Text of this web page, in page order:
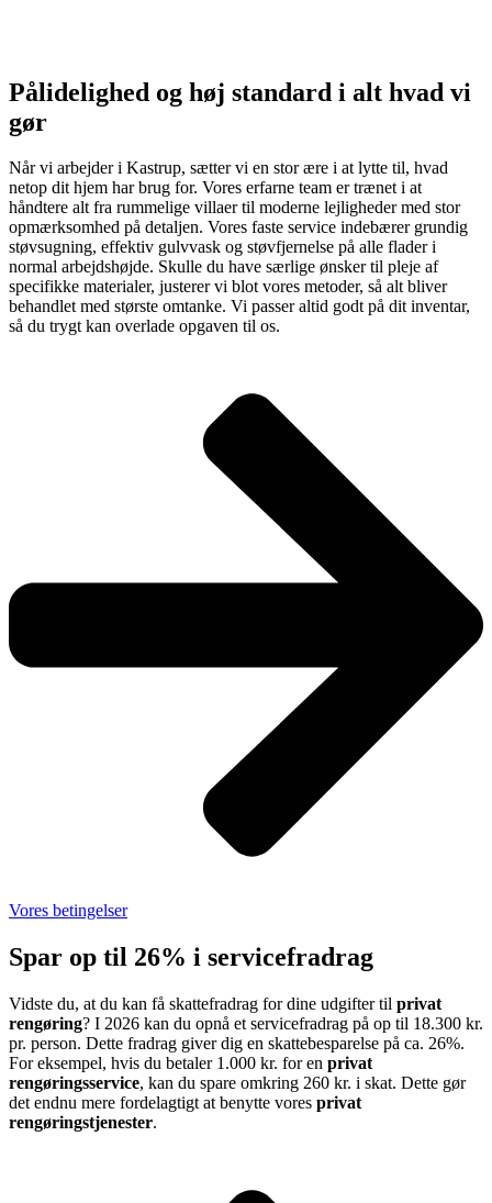
Pålidelighed og høj standard i alt hvad vi
gør
Når vi arbejder i Kastrup, sætter vi en stor ære i at lytte til, hvad
netop dit hjem har brug for. Vores erfarne team er trænet i at
håndtere alt fra rummelige villaer til moderne lejligheder med stor
opmærksomhed på detaljen. Vores faste service indebærer grundig
støvsugning, effektiv gulvvask og støvfjernelse på alle flader i
normal arbejdshøjde. Skulle du have særlige ønsker til pleje af
specifikke materialer, justerer vi blot vores metoder, så alt bliver
behandlet med største omtanke. Vi passer altid godt på dit inventar,
så du trygt kan overlade opgaven til os.
Vores betingelser
Spar op til 26% i servicefradrag
Vidste du, at du kan få skattefradrag for dine udgifter til privat
rengøring? I 2026 kan du opnå et servicefradrag på op til 18.300 kr.
pr. person. Dette fradrag giver dig en skattebesparelse på ca. 26%.
For eksempel, hvis du betaler 1.000 kr. for en privat
rengøringsservice, kan du spare omkring 260 kr. i skat. Dette gør
det endnu mere fordelagtigt at benytte vores privat
rengøringstjenester.